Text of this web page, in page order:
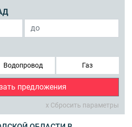
Водопровод Газ
предложения
x Сбросить параметры